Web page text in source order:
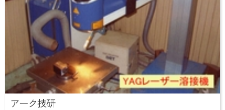
アーク技研